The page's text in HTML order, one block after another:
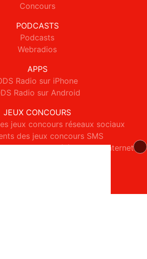
Concours
PODCASTS
Podcasts
Webradios
APPS
Radio sur iPhone
Radio sur Android
JEUX CONCOURS
jeux concours réseaux sociaux
des jeux concours SMS
jeux concours téléphone et internet